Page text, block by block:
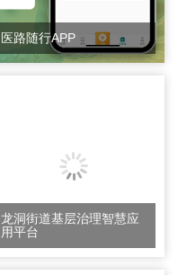
医路随行APP
龙洞街道基层治理智慧应
用平台